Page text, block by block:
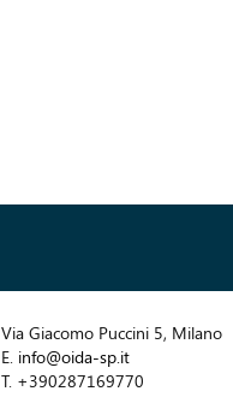
Via Giacomo Puccini 5, Milano
E. info@oida-sp.it
T. +390287169770